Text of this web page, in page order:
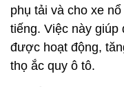
phụ tải và cho xe
tiếng. Việc này giúp
được hoạt động,
thọ ắc quy ô tô.